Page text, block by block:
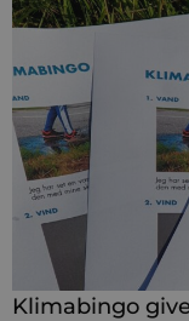
Klimabingo